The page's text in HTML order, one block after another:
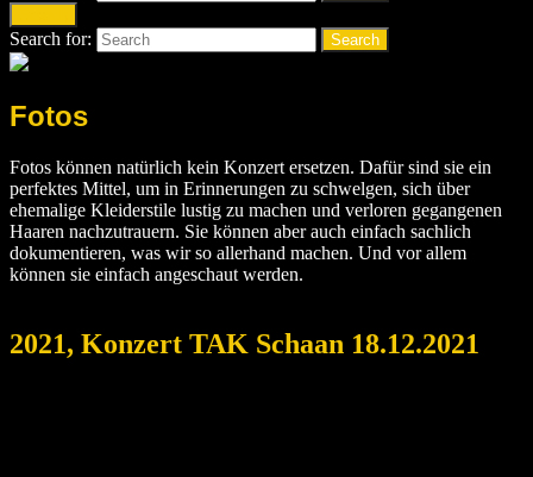
Search for: Search
Fotos
Fotos können natürlich kein Konzert ersetzen. Dafür sind sie ein
perfektes Mittel, um in Erinnerungen zu schwelgen, sich über
ehemalige Kleiderstile lustig zu machen und verloren gegangenen
Haaren nachzutrauern. Sie können aber auch einfach sachlich
dokumentieren, was wir so allerhand machen. Und vor allem
können sie einfach angeschaut werden.
2021, Konzert TAK Schaan 18.12.2021